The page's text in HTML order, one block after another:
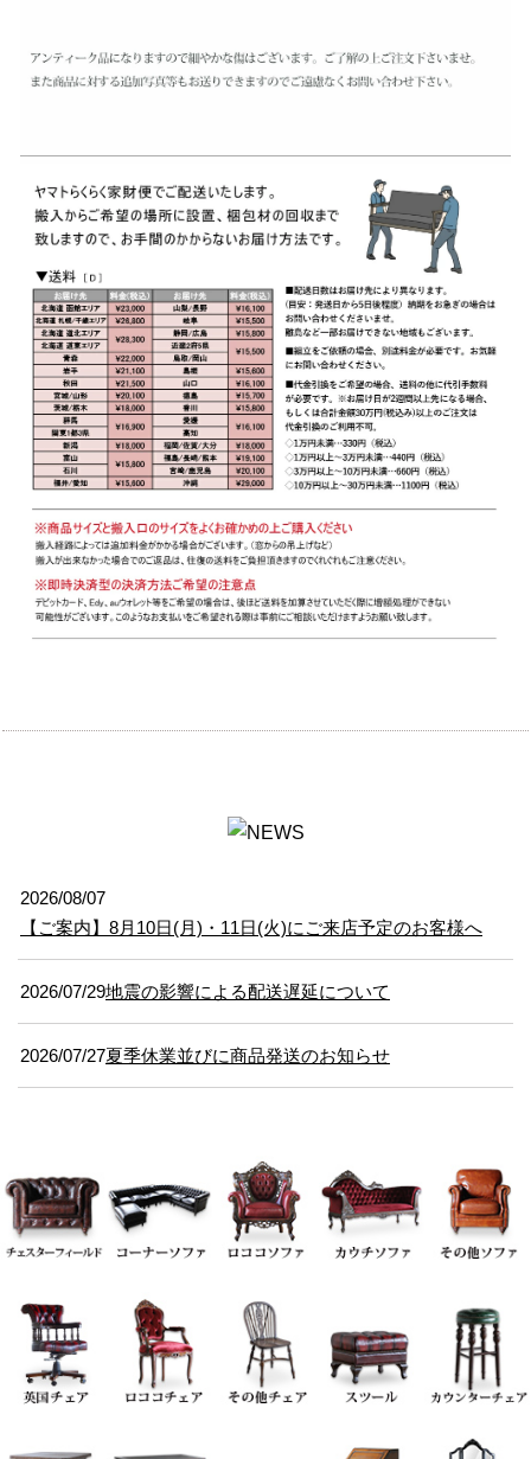
2026/08/07
【ご案内】8月10日(月)・11日(火)にご来店予定のお客様へ
2026/07/29地震の影響による配送遅延について
2026/07/27夏季休業並びに商品発送のお知らせ